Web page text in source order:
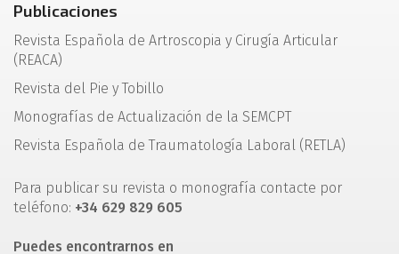
Publicaciones
Revista Española de Artroscopia y Cirugía Articular
(REACA)
Revista del Pie y Tobillo
Monografías de Actualización de la SEMCPT
Revista Española de Traumatología Laboral (RETLA)
Para publicar su revista o monografía contacte por
teléfono: +34 629 829 605
Puedes encontrarnos en